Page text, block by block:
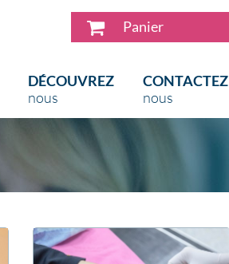
Panier
DÉCOUVREZ
nous
CONTACTEZ
nous